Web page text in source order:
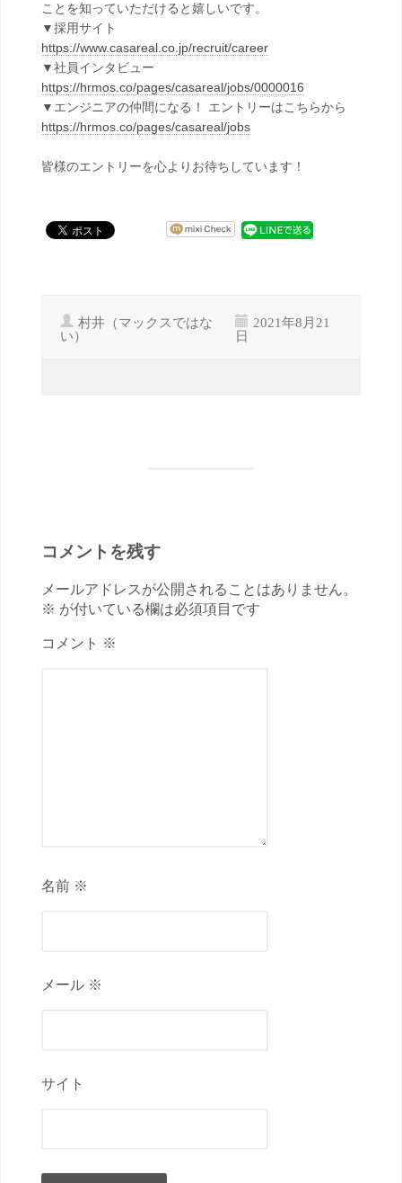
ことを知っていただけると嬉しいです。
▼採用サイト
https://www.casareal.co.jp/recruit/career
▼社員インタビュー
https://hrmos.co/pages/casareal/jobs/0000016
▼エンジニアの仲間になる！ エントリーはこちらから
https://hrmos.co/pages/casareal/jobs
皆様のエントリーを心よりお待ちしています！
村井（マックスではな
い）
2021年8月21
日
コメントを残す
メールアドレスが公開されることはありません。
※ が付いている欄は必須項目です
コメント ※
名前 ※
メール ※
サイト